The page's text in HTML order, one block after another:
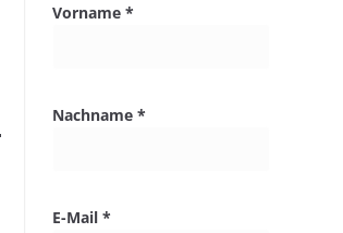
Vorname *
Nachname *
E-Mail *